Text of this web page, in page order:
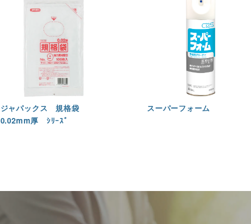
ジャパックス 規格袋
0.02mm厚 ｼﾘｰｽﾞ
スーパーフォーム